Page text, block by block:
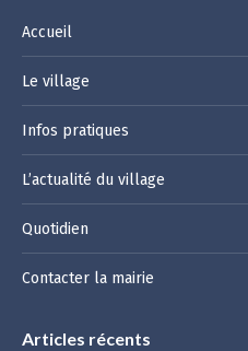
Accueil
Le village
Infos pratiques
L’actualité du village
Quotidien
Contacter la mairie
Articles récents